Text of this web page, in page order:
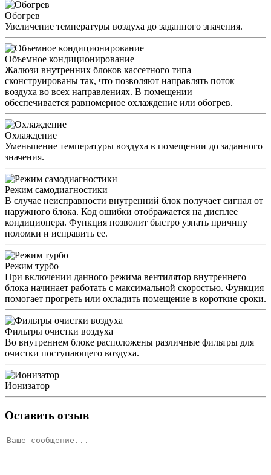
Обогрев
Увеличение температуры воздуха до заданного значения.
Объемное кондиционирование
Жалюзи внутренних блоков кассетного типа
сконструированы так, что позволяют направлять поток
воздуха во всех направлениях. В помещении
обеспечивается равномерное охлаждение или обогрев.
Охлаждение
Уменьшение температуры воздуха в помещении до заданного
значения.
Режим самодиагностики
В случае неисправности внутренний блок получает сигнал от
наружного блока. Код ошибки отображается на дисплее
кондиционера. Функция позволит быстро узнать причину
поломки и исправить ее.
Режим турбо
При включении данного режима вентилятор внутреннего
блока начинает работать с максимальной скоростью. Функция
помогает прогреть или охладить помещение в короткие сроки.
Фильтры очистки воздуха
Во внутреннем блоке расположены различные фильтры для
очистки поступающего воздуха.
Ионизатор
Оставить отзыв